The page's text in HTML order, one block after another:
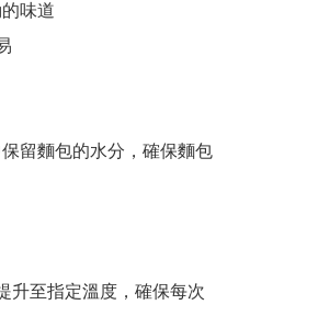
味道
留麵包的水分，確保麵包
升至指定溫度，確保每次